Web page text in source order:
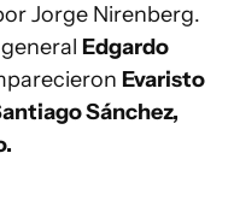
Jorge Nirenberg.
Edgardo
Evaristo
Sánchez,